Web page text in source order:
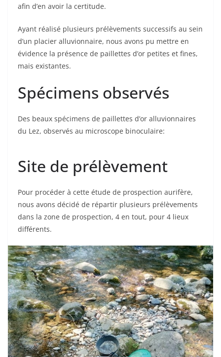
afin d’en avoir la certitude.
Ayant réalisé plusieurs prélèvements successifs au sein
d’un placier alluvionnaire, nous avons pu mettre en
évidence la présence de paillettes d’or petites et fines,
mais existantes.
Spécimens observés
Des beaux spécimens de paillettes d’or alluvionnaires
du Lez, observés au microscope binoculaire:
Site de prélèvement
Pour procéder à cette étude de prospection aurifère,
nous avons décidé de répartir plusieurs prélèvements
dans la zone de prospection, 4 en tout, pour 4 lieux
différents.